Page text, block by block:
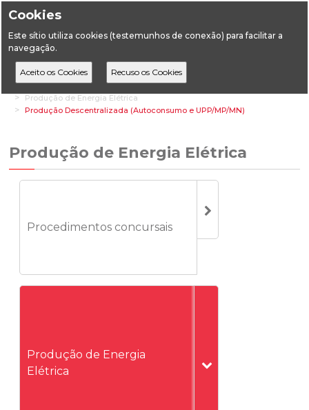
Cookies
Este sítio utiliza cookies (testemunhos de conexão) para facilitar a
navegação.
HomeÁreas Setoriais Energia
Energia Elétrica
Produção de Energia Elétrica
Produção Descentralizada (Autoconsumo e UPP/MP/MN)
Produção de Energia Elétrica
Procedimentos concursais
Produção de Energia
Elétrica